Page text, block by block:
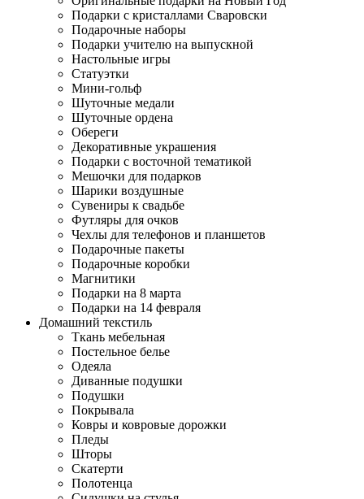
Подарки с кристаллами Сваровски
Подарочные наборы
Подарки учителю на выпускной
Настольные игры
Статуэтки
Мини-гольф
Шуточные медали
Шуточные ордена
Обереги
Декоративные украшения
Подарки с восточной тематикой
Мешочки для подарков
Шарики воздушные
Сувениры к свадьбе
Футляры для очков
Чехлы для телефонов и планшетов
Подарочные пакеты
Подарочные коробки
Магнитики
Подарки на 8 марта
Подарки на 14 февраля
Домашний текстиль
Ткань мебельная
Постельное белье
Одеяла
Диванные подушки
Подушки
Покрывала
Ковры и ковровые дорожки
Пледы
Шторы
Скатерти
Полотенца